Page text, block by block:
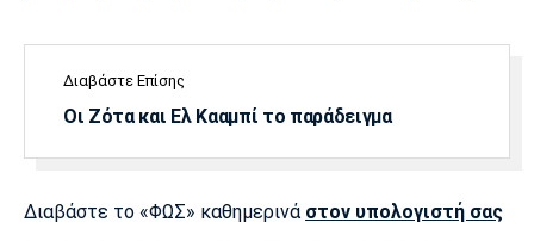
Μπορούσια
Παρί Σεν
Μαρσέιγ
Διαβάστε Επίσης
Οι Ζότα και Ελ Κααμπί το παράδειγμα
Διαβάστε το «ΦΩΣ» καθημερινά στον υπολογιστή σας